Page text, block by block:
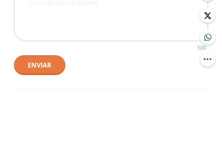
500
ENVIAR